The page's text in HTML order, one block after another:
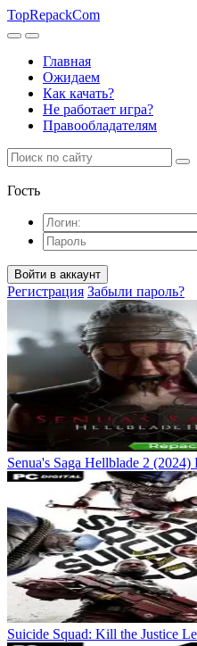
TopRepackCom
Главная
Ожидаем
Как качать?
Не работает игра?
Правообладателям
Гость
Войти в аккаунт
Регистрация Забыли пароль?
Senua's Saga Hellblade 2 (2024)
Suicide Squad: Kill the Justice